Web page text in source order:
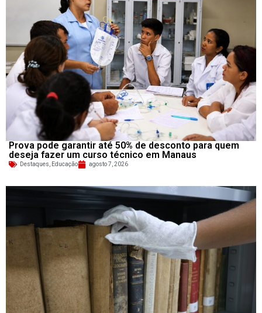
Prova pode garantir até 50% de desconto para quem
deseja fazer um curso técnico em Manaus
Destaques, Educação agosto 7, 2026